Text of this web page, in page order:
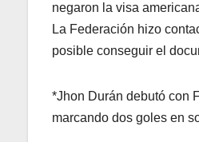
negaron la visa
La Federación hizo
posible conseguir el
*Jhon Durán debutó con
marcando dos goles en